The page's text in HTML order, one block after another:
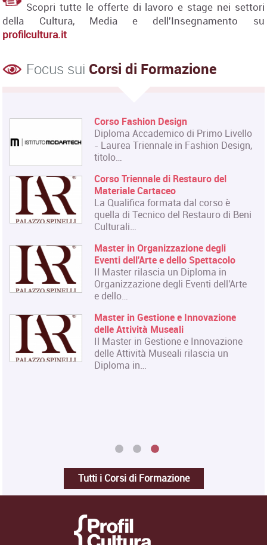
Scopri tutte le offerte di lavoro e stage nei settori
della Cultura, Media e dell'Insegnamento su
profilcultura.it
Focus sui Corsi di Formazione
Corso Fashion Design
Diploma Accademico di Primo Livello
- Laurea Triennale in Fashion Design,
titolo…
Corso Triennale di Restauro del
Materiale Cartaceo
La Qualifica formata dal corso è
quella di Tecnico del Restauro di Beni
Culturali…
Master in Organizzazione degli
Eventi dell'Arte e dello Spettacolo
Il Master rilascia un Diploma in
Organizzazione degli Eventi dell'Arte
e dello…
Master in Gestione e Innovazione
delle Attività Museali
Il Master in Gestione e Innovazione
delle Attività Museali rilascia un
Diploma in…
Tutti i Corsi di Formazione